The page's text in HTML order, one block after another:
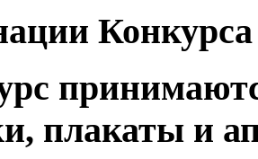
Конкурса
плакаты и